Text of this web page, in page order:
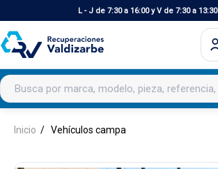
L - J de 7:30 a 16:00 y V de 7:30 a 13:30
Buscar productos
Inicio Vehículos campa